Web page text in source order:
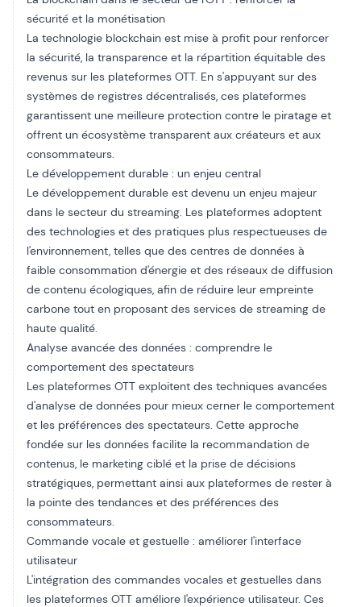
sécurité et la monétisation
La technologie blockchain est mise à profit pour renforcer
la sécurité, la transparence et la répartition équitable des
revenus sur les plateformes OTT. En s'appuyant sur des
systèmes de registres décentralisés, ces plateformes
garantissent une meilleure protection contre le piratage et
offrent un écosystème transparent aux créateurs et aux
consommateurs.
Le développement durable : un enjeu central
Le développement durable est devenu un enjeu majeur
dans le secteur du streaming. Les plateformes adoptent
des technologies et des pratiques plus respectueuses de
l'environnement, telles que des centres de données à
faible consommation d'énergie et des réseaux de diffusion
de contenu écologiques, afin de réduire leur empreinte
carbone tout en proposant des services de streaming de
haute qualité.
Analyse avancée des données : comprendre le
comportement des spectateurs
Les plateformes OTT exploitent des techniques avancées
d'analyse de données pour mieux cerner le comportement
et les préférences des spectateurs. Cette approche
fondée sur les données facilite la recommandation de
contenus, le marketing ciblé et la prise de décisions
stratégiques, permettant ainsi aux plateformes de rester à
la pointe des tendances et des préférences des
consommateurs.
Commande vocale et gestuelle : améliorer l'interface
utilisateur
L'intégration des commandes vocales et gestuelles dans
les plateformes OTT améliore l'expérience utilisateur. Ces